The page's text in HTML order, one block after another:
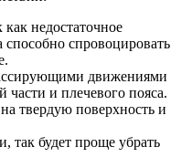
недостаточное
способно спровоцировать
движениями
части и плечевого пояса.
твердую поверхность и
так будет проще убрать